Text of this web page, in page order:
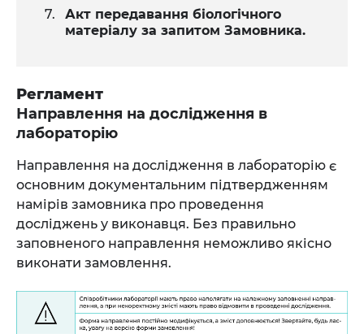
Акт передавання біологічного
матеріалу за запитом Замовника.
Регламент
Направлення на дослідження в
лабораторію
Направлення на дослідження в лабораторію є
основним документальним підтвердженням
намірів замовника про проведення
досліджень у виконавця. Без правильно
заповненого направлення неможливо якісно
виконати замовлення.